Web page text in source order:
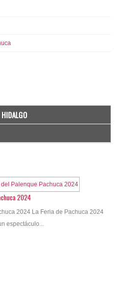
2024
2024 La Feria de Pachuca 2024
espectáculo...